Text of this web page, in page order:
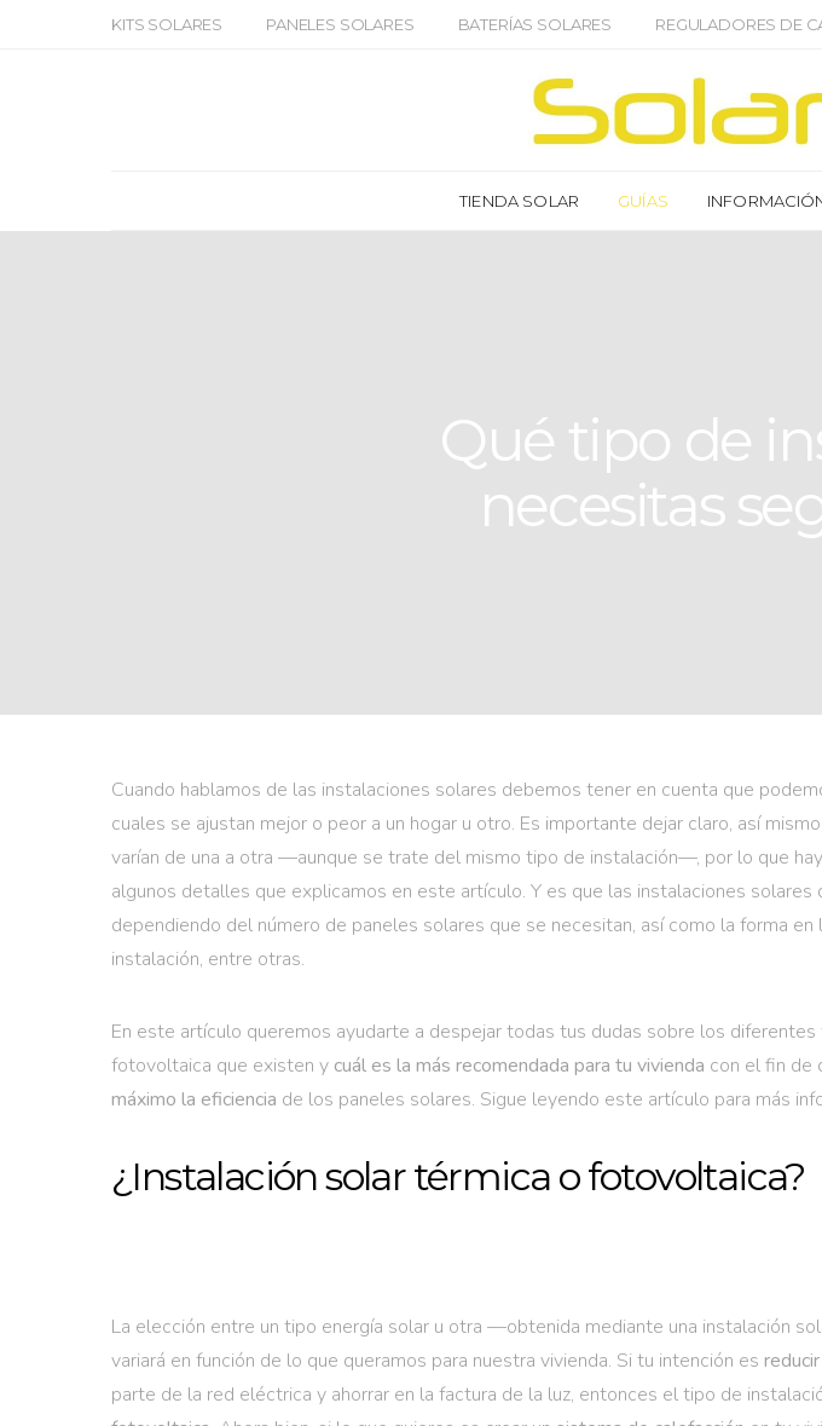
KITS SOLARES PANELES SOLARES BATERÍAS SOLARES REGULADORES DE
TIENDA SOLAR GUÍAS
Qué tipo de
necesitas
Cuando hablamos de las instalaciones solares debemos tener en cuenta que
cuales se ajustan mejor o peor a un hogar u otro. Es importante dejar claro, así
varían de una a otra —aunque se trate del mismo tipo de instalación—, por lo que
algunos detalles que explicamos en este artículo. Y es que las instalaciones solares
dependiendo del número de paneles solares que se necesitan, así como la forma en
instalación, entre otras.
En este artículo queremos ayudarte a despejar todas tus dudas sobre los
fotovoltaica que existen y cuál es la más recomendada para tu vivienda con el fin de
máximo la eficiencia de los paneles solares. Sigue leyendo este artículo para más
¿Instalación solar térmica o fotovoltaica?
La elección entre un tipo energía solar u otra —obtenida mediante una instalación
variará en función de lo que queramos para nuestra vivienda. Si tu intención es
parte de la red eléctrica y ahorrar en la factura de la luz, entonces el tipo de